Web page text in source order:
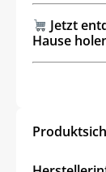
Jetzt
Hause